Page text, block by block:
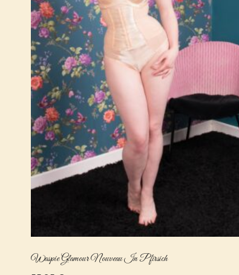
Waspie Glamour Nouveau In Pfirsich